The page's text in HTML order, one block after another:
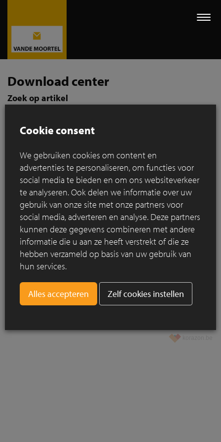
Download center
Zoek op artikel
Zoek per product categorie
VANDE MOORTEL NV | Scheldekant 5 | BE-9700 OUDENAARDE | T +32
(0)55 33 55 66 | BTW BE 0432.038.790 |info@vandemoortel.nl
Copyright © 2024 - Vande Moortel - All rights reserved. -Wet van
28/11/2022 -Verkoopsvoorwaarden
Volg ons op
Cookie consent
We gebruiken cookies om content en
advertenties te personaliseren, om functies voor
social media te bieden en om ons websiteverkeer
te analyseren. Ook delen we informatie over uw
gebruik van onze site met onze partners voor
social media, adverteren en analyse. Deze partners
kunnen deze gegevens combineren met andere
informatie die u aan ze heeft verstrekt of die ze
hebben verzameld op basis van uw gebruik van
hun services.
Zelf cookies instellen